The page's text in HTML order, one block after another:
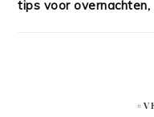
tips voor